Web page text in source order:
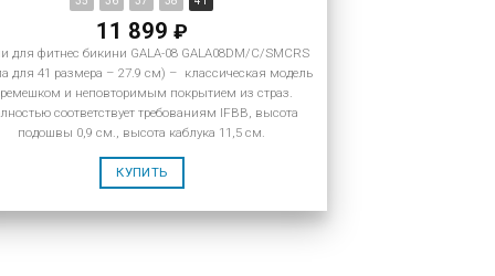
11 899 ₽
для фитнес бикини GALA-08 GALA08DM/C/SMCRS
для 41 размера – 27.9 см) – классическая модель
и неповторимым покрытием из страз.
соответствует требованиям IFBB, высота
подошвы 0,9 см., высота каблука 11,5 см.
КУПИТЬ